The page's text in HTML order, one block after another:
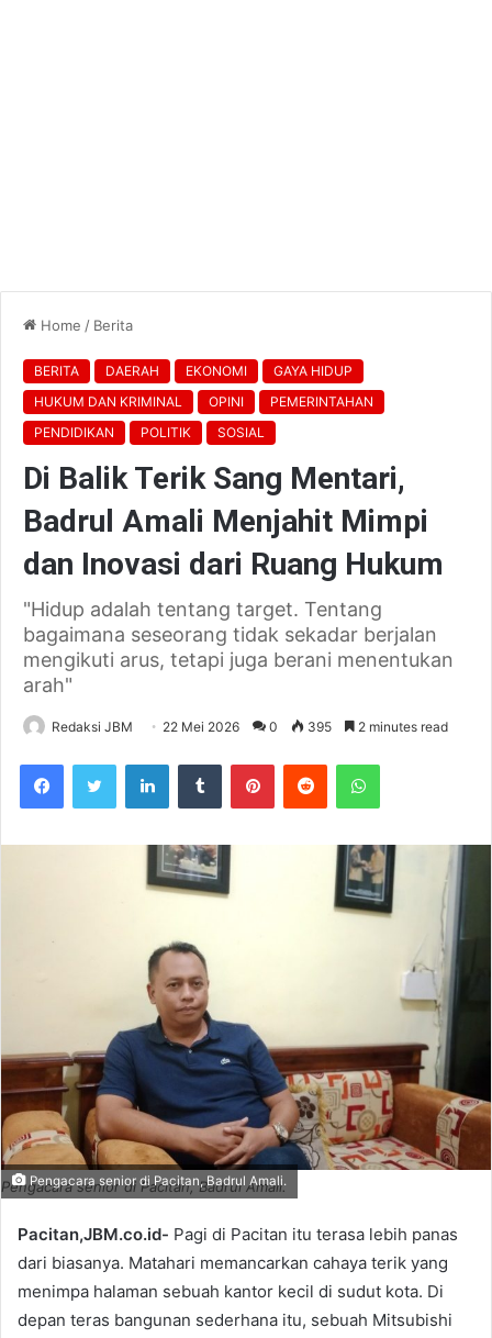
Home / Berita
BERITA DAERAH EKONOMI
GAYA HIDUP
HUKUM DAN KRIMINAL
OPINI
PEMERINTAHAN
PENDIDIKAN
POLITIK SOSIAL
Di Balik Terik Sang Mentari,
Badrul Amali Menjahit Mimpi
dan Inovasi dari Ruang Hukum
"Hidup adalah tentang target. Tentang
bagaimana seseorang tidak sekadar berjalan
mengikuti arus, tetapi juga berani menentukan
arah"
Redaksi JBM 22 Mei 2026 0 395 2 minutes read
Pengacara senior di Pacitan, Badrul Amali.
Pengacara senior di Pacitan, Badrul Amali.
Pacitan,JBM.co.id- Pagi di Pacitan itu terasa lebih panas
dari biasanya. Matahari memancarkan cahaya terik yang
menimpa halaman sebuah kantor kecil di sudut kota. Di
depan teras bangunan sederhana itu, sebuah Mitsubishi